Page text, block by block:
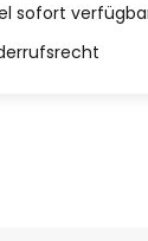
sofort